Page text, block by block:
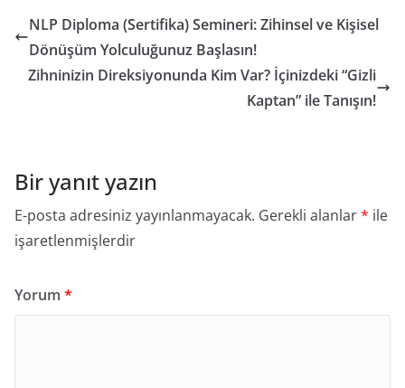
e
b
o
er a
d
s
e
dI
n
y
Li
n
NLP Diploma (Sertifika) Semineri: Zihinsel ve Kişisel
Dönüşüm Yolculuğunuz Başlasın!
Zihninizin Direksiyonunda Kim Var? İçinizdeki “Gizli
Kaptan” ile Tanışın!
Bir yanıt yazın
E-posta adresiniz yayınlanmayacak. Gerekli alanlar* ile
işaretlenmişlerdir
Yorum *